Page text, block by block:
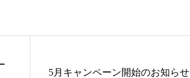
5月キャンペーン開始のお知らせ